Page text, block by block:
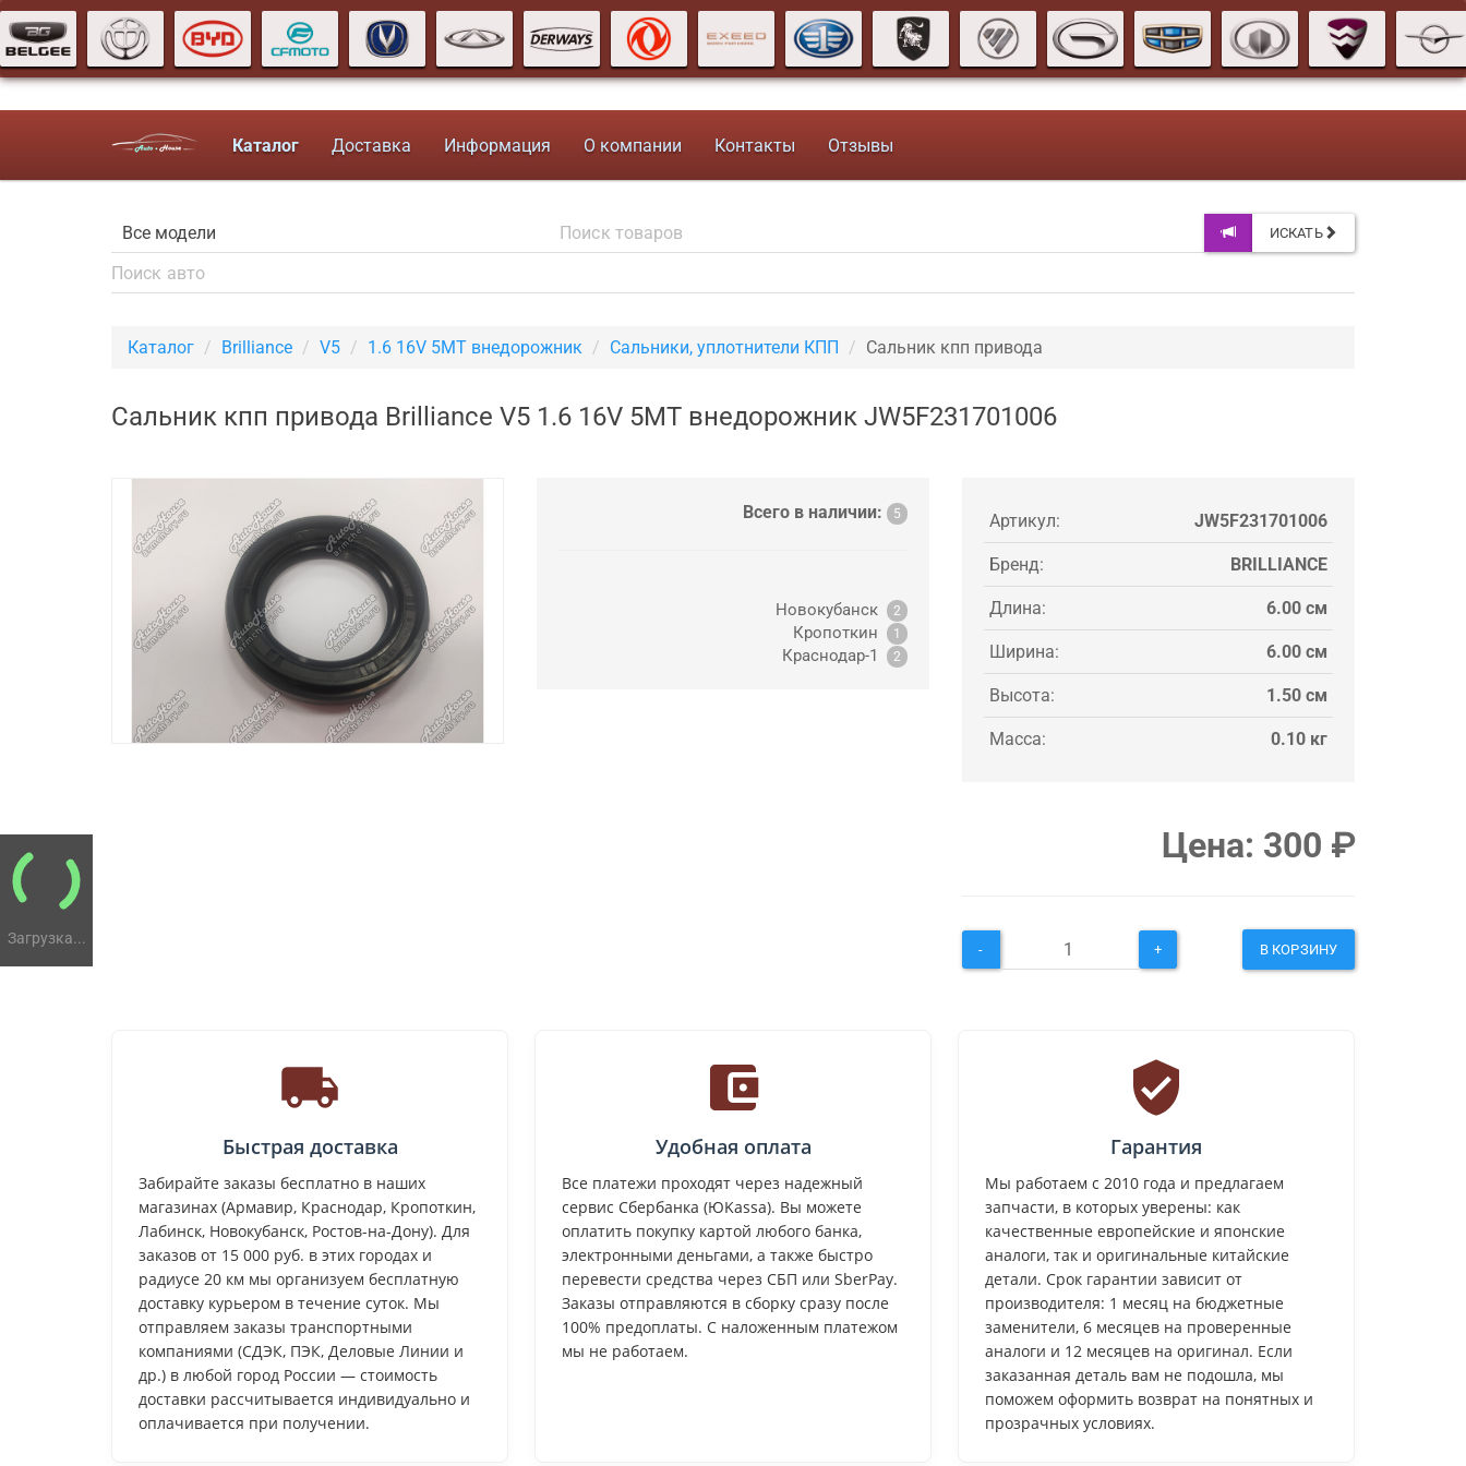
Загрузка...
Каталог Доставка Информация О компании Контакты Отзывы
ИСКАТЬ
Каталог Brilliance V5 1.6 16V 5MT внедорожник Сальники, уплотнители КПП Сальник кпп привода
Сальник кпп привода Brilliance V5 1.6 16V 5MT внедорожник JW5F231701006
Всего в наличии: 5
Новокубанск 2
Кропоткин 1
Краснодар-1 2
Артикул: JW5F231701006
Бренд: BRILLIANCE
Длина: 6.00 см
Ширина: 6.00 см
Высота: 1.50 см
Масса: 0.10 кг
Цена: 300 ₽
- + В КОРЗИНУ
Быстрая доставка
Забирайте заказы бесплатно в наших
магазинах (Армавир, Краснодар, Кропоткин,
Лабинск, Новокубанск, Ростов-на-Дону). Для
заказов от 15 000 руб. в этих городах и
радиусе 20 км мы организуем бесплатную
доставку курьером в течение суток. Мы
отправляем заказы транспортными
компаниями (СДЭК, ПЭК, Деловые Линии и
др.) в любой город России — стоимость
доставки рассчитывается индивидуально и
оплачивается при получении.
Удобная оплата
Все платежи проходят через надежный
сервис Сбербанка (ЮKassa). Вы можете
оплатить покупку картой любого банка,
электронными деньгами, а также быстро
перевести средства через СБП или SberPay.
Заказы отправляются в сборку сразу после
100% предоплаты. С наложенным платежом
мы не работаем.
Гарантия
Мы работаем с 2010 года и предлагаем
запчасти, в которых уверены: как
качественные европейские и японские
аналоги, так и оригинальные китайские
детали. Срок гарантии зависит от
производителя: 1 месяц на бюджетные
заменители, 6 месяцев на проверенные
аналоги и 12 месяцев на оригинал. Если
заказанная деталь вам не подошла, мы
поможем оформить возврат на понятных и
прозрачных условиях.